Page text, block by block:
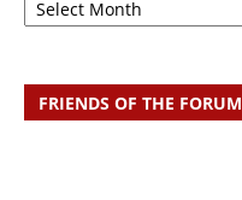
FRIENDS OF THE FORUM